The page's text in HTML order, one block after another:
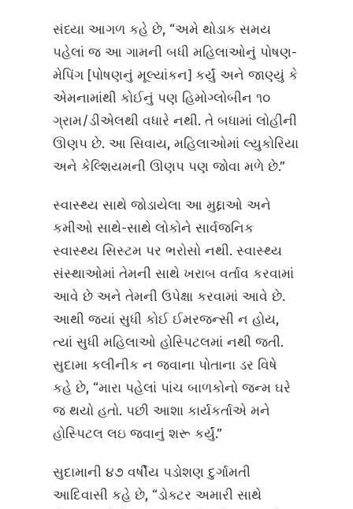
સંધ્યા આગળ કહે છે, “અમે થોડાક સમય
પહેલાં જ આ ગામની બધી મહિલાઓનું પોષણ-
મેપિંગ [પોષણનું મૂલ્યાંકન] કર્યું અને જાણ્યું કે
એમનામાંથી કોઈનું પણ હિમોગ્લોબીન ૧૦
ગ્રામ/ડીએલથી વધારે નથી. તે બધામાં લોહીની
ઊણપ છે. આ સિવાય, મહિલાઓમાં લ્યુકોરિયા
અને કેલ્શિયમની ઊણપ પણ જોવા મળે છે.”
સ્વાસ્થ્ય સાથે જોડાયેલા આ મુદ્દાઓ અને
કમીઓ સાથે-સાથે લોકોને સાર્વજનિક
સ્વાસ્થ્ય સિસ્ટમ પર ભરોસો નથી. સ્વાસ્થ્ય
સંસ્થાઓમાં તેમની સાથે ખરાબ વર્તાવ કરવામાં
આવે છે અને તેમની ઉપેક્ષા કરવામાં આવે છે.
આથી જ્યાં સુધી કોઈ ઈમરજન્સી ન હોય,
ત્યાં સુધી મહિલાઓ હોસ્પિટલમાં નથી જતી.
સુદામા કલીનીક ન જવાના પોતાના ડર વિષે
કહે છે, “મારા પહેલાં પાંચ બાળકોનો જન્મ ઘરે
જ થયો હતો. પછી આશા કાર્યકર્તાએ મને
હોસ્પિટલ લઇ જવાનું શરૂ કર્યું.”
સુદામાની ૪૭ વર્ષીય પડોશણ દુર્ગામતી
આદિવાસી કહે છે, “ડોક્ટર અમારી સાથે